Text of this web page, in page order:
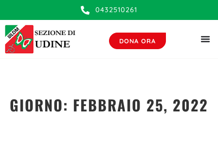
0432510261
DONA ORA
GIORNO: FEBBRAIO 25, 2022